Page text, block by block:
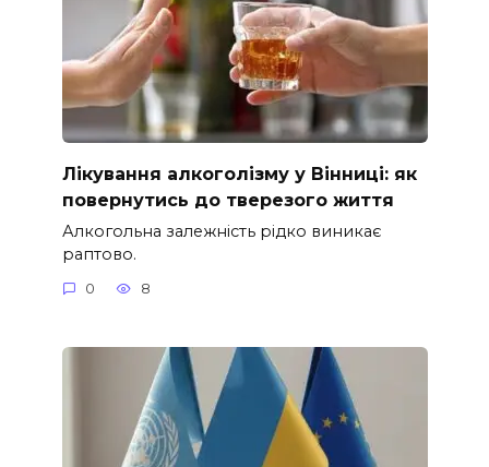
Лікування алкоголізму у Вінниці: як
повернутись до тверезого життя
Алкогольна залежність рідко виникає
раптово.
0 8